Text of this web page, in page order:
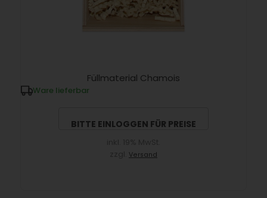
Füllmaterial Chamois
Ware lieferbar
BITTE EINLOGGEN FÜR PREISE
Versand